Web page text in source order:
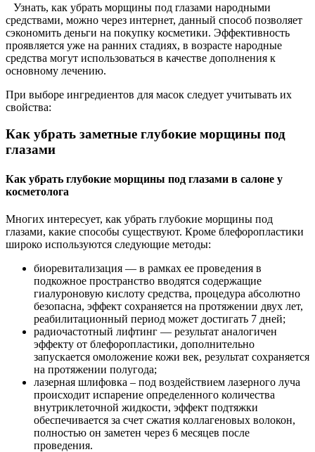
Узнать, как убрать морщины под глазами народными
средствами, можно через интернет, данный способ позволяет
сэкономить деньги на покупку косметики. Эффективность
проявляется уже на ранних стадиях, в возрасте народные
средства могут использоваться в качестве дополнения к
основному лечению.
При выборе ингредиентов для масок следует учитывать их
свойства:
Как убрать заметные глубокие морщины под
глазами
Как убрать глубокие морщины под глазами в салоне у
косметолога
Многих интересует, как убрать глубокие морщины под
глазами, какие способы существуют. Кроме блефоропластики
широко используются следующие методы:
биоревитализация — в рамках ее проведения в
подкожное пространство вводятся содержащие
гиалуроновую кислоту средства, процедура абсолютно
безопасна, эффект сохраняется на протяжении двух лет,
реабилитационный период может достигать 7 дней;
радиочастотный лифтинг — результат аналогичен
эффекту от блефоропластики, дополнительно
запускается омоложение кожи век, результат сохраняется
на протяжении полугода;
лазерная шлифовка – под воздействием лазерного луча
происходит испарение определенного количества
внутриклеточной жидкости, эффект подтяжки
обеспечивается за счет сжатия коллагеновых волокон,
полностью он заметен через 6 месяцев после
проведения.